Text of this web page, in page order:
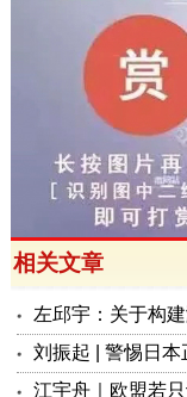
相关文章
左邱宇：关于构
刘振起 | 警惕日
江宇舟｜欧盟若